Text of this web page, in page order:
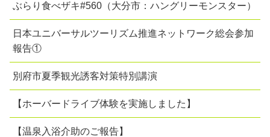
ぶらり食べザキ#560（大分市：ハングリーモンスター）
日本ユニバーサルツーリズム推進ネットワーク総会参加
報告①
別府市夏季観光誘客対策特別講演
【ホーバードライブ体験を実施しました】
【温泉入浴介助のご報告】